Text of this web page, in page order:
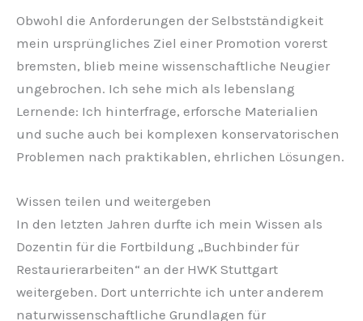
Obwohl die Anforderungen der Selbstständigkeit
mein ursprüngliches Ziel einer Promotion vorerst
bremsten, blieb meine wissenschaftliche Neugier
ungebrochen. Ich sehe mich als lebenslang
Lernende: Ich hinterfrage, erforsche Materialien
und suche auch bei komplexen konservatorischen
Problemen nach praktikablen, ehrlichen Lösungen.
Wissen teilen und weitergeben
In den letzten Jahren durfte ich mein Wissen als
Dozentin für die Fortbildung „Buchbinder für
Restaurierarbeiten“ an der HWK Stuttgart
weitergeben. Dort unterrichte ich unter anderem
naturwissenschaftliche Grundlagen für